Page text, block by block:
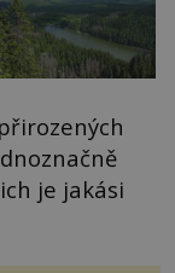
je jakási